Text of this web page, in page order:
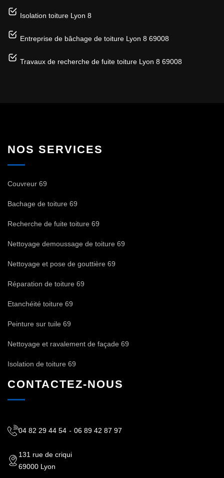
Isolation toiture Lyon 8
Entreprise de bâchage de toiture Lyon 8 69008
Travaux de recherche de fuite toiture Lyon 8 69008
NOS SERVICES
Couvreur 69
Bachage de toiture 69
Recherche de fuite toiture 69
Nettoyage demoussage de toiture 69
Nettoyage et pose de gouttière 69
Réparation de toiture 69
Etanchéité toiture 69
Peinture sur tuile 69
Nettoyage et ravalement de façade 69
Isolation de toiture 69
CONTACTEZ-NOUS
04 82 29 44 54 - 06 89 42 87 97
131 rue de criqui
69000 Lyon